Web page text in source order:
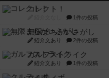
コレクト！
1件の投稿
無限まちがいさがし
紹介文あり 2件の投稿
ガルフストライク
紹介文あり 1件の投稿